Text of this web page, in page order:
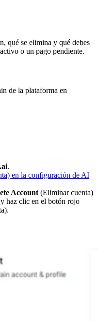
qué se elimina y qué debes
o un pago pendiente.
de la plataforma en
.
en la configuración de AI
Account (Eliminar cuenta)
haz clic en el botón rojo